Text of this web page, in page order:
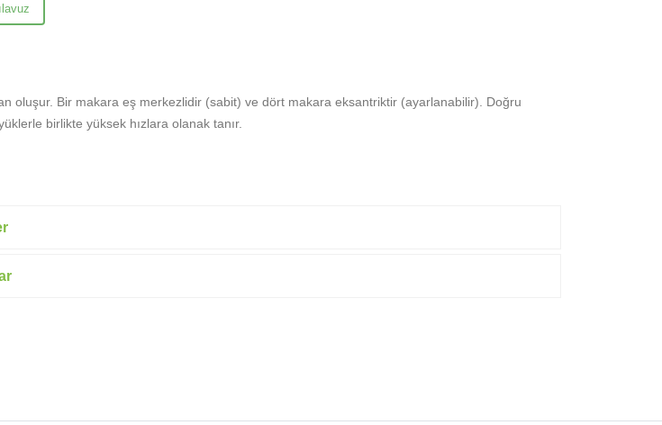
oluşur. Bir makara eş merkezlidir (sabit) ve dört makara eksantriktir (ayarlanabilir). Doğru
birlikte yüksek hızlara olanak tanır.